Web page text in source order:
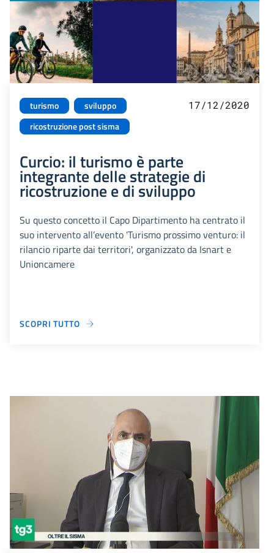
turismo
sviluppo
ricostruzione post sisma
17/12/2020
Curcio: il turismo è parte
integrante delle strategie di
ricostruzione e di sviluppo
Su questo concetto il Capo Dipartimento ha centrato il
suo intervento all’evento 'Turismo prossimo venturo: il
rilancio riparte dai territori', organizzato da Isnart e
Unioncamere
SCOPRI TUTTO